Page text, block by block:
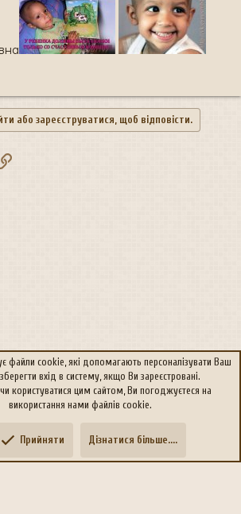
або зареєструватися, щоб відповісти.
Посилання
конфіденційності Дoпoмoга
Зверху
файли cookie, які допомагають персоналізувати Ваш
вхід в систему, якщо Ви зареєстровані.
користуватися цим сайтом, Ви погоджуєтеся на
використання нами файлів cookie.
Прийняти Дізнатися більше....